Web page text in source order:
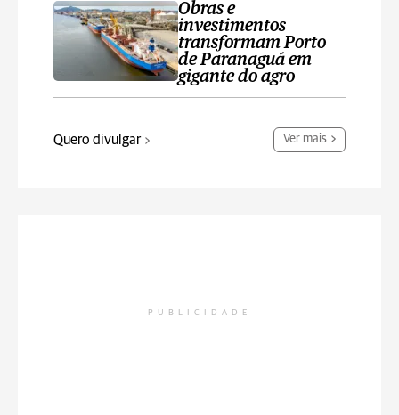
Obras e
investimentos
transformam Porto
de Paranaguá em
gigante do agro
Quero divulgar Ver mais
PUBLICIDADE